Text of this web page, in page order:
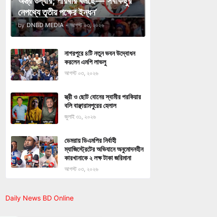
নেপথ্যে তৃতীয় পক্ষের ইন্ধন’
by DNBD MEDIA - আগস্ট ০৩, ২০২৬
নাগরপুরে ৪টি নতুন ভবন উদ্বোধন
করলেন এমপি লাভলু
আগস্ট ০৩, ২০২৬
স্ত্রী ও ছোট বোনের স্বামীর পরকিয়ার
বলি বাঞ্ছারামপুরের হেলাল
জুলাই ৩১, ২০২৬
ডেমরায় ডিএমপির নির্বাহী
ম্যাজিস্ট্রেটের অভিযানে অনুমোদনহীন
কারখানাকে ২ লক্ষ টাকা জরিমানা
আগস্ট ০৩, ২০২৬
Daily News BD Online